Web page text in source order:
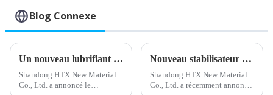
Blog Connexe
Un nouveau lubrifiant interne en PVC améliore l'efficacité du traitement
Shandong HTX New Material
Co., Ltd. a annoncé le
Nouveau stabilisateur de plomb composé pour une meilleure performance du produit
Shandong HTX New Material
Co., Ltd. a récemment annoncé